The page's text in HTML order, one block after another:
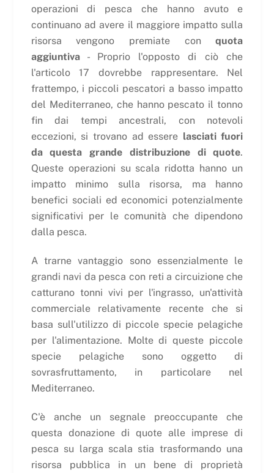
operazioni di pesca che hanno avuto e
continuano ad avere il maggiore impatto sulla
risorsa vengono premiate conquota
aggiuntiva- Proprio l'opposto di ciò che
l'articolo 17 dovrebbe rappresentare. Nel
frattempo, i piccoli pescatori a basso impatto
del Mediterraneo, che hanno pescato il tonno
fin dai tempi ancestrali, con notevoli
eccezioni, si trovano ad essere lasciati fuori
da questa grande distribuzione di quote.
Queste operazioni su scala ridotta hanno un
impatto minimo sulla risorsa, ma hanno
benefici sociali ed economici potenzialmente
significativi per le comunità che dipendono
dalla pesca.
A trarne vantaggio sono essenzialmente le
grandi navi da pesca con reti a circuizione che
catturano tonni vivi per l'ingrasso, un'attività
commerciale relativamente recente che si
basa sull'utilizzo di piccole specie pelagiche
per l'alimentazione. Molte di queste piccole
specie pelagiche sono oggetto di
sovrasfruttamento, in particolare nel
Mediterraneo.
C'è anche un segnale preoccupante che
questa donazione di quote alle imprese di
pesca su larga scala stia trasformando una
risorsa pubblica in un bene di proprietà